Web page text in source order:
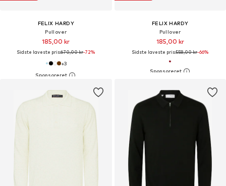
FELIX HARDY
Pullover
185,00 kr
Sidste laveste pris:670,00 kr-72%
+3
FELIX HARDY
Pullover
185,00 kr
Sidste laveste pris:558,00 kr-66%